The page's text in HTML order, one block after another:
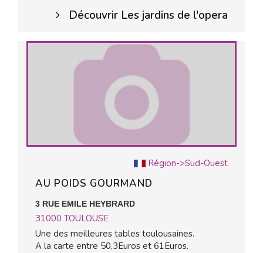
Découvrir Les jardins de l'opera
Région->Sud-Ouest
AU POIDS GOURMAND
3 RUE EMILE HEYBRARD
31000 TOULOUSE
Une des meilleures tables toulousaines.
A la carte entre 50,3Euros et 61Euros.